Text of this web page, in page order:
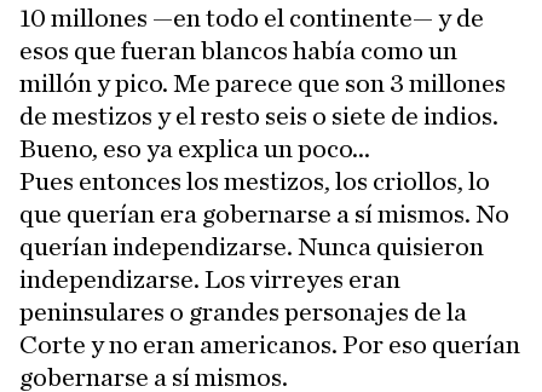
10 millones —en todo el continente— y de
esos que fueran blancos había como un
millón y pico. Me parece que son 3 millones
de mestizos y el resto seis o siete de indios.
Bueno, eso ya explica un poco...
Pues entonces los mestizos, los criollos, lo
que querían era gobernarse a sí mismos. No
querían independizarse. Nunca quisieron
independizarse. Los virreyes eran
peninsulares o grandes personajes de la
Corte y no eran americanos. Por eso querían
gobernarse a sí mismos.